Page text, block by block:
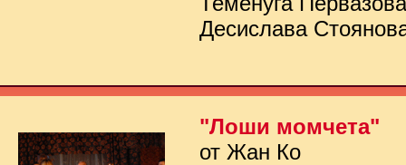
Десислава
"Лоши момчета"
от Жан Ко